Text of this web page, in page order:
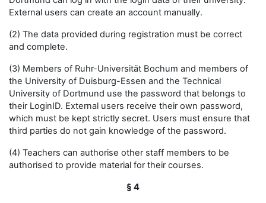
External users can create an account manually.
(2) The data provided during registration must be correct
and complete.
(3) Members of Ruhr-Universität Bochum and members of
the University of Duisburg-Essen and the Technical
University of Dortmund use the password that belongs to
their LoginID. External users receive their own password,
which must be kept strictly secret. Users must ensure that
third parties do not gain knowledge of the password.
(4) Teachers can authorise other staff members to be
authorised to provide material for their courses.
§ 4